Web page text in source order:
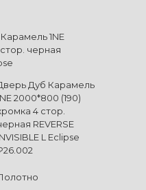
1NE
черная
Дуб Карамель
2000*800 (190)
4 стор.
REVERSE
L Eclipse
26.002